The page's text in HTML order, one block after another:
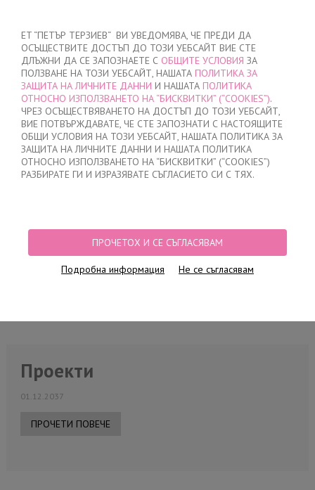
ET “ПЕТЪР ТЕРЗИЕВ“ ВИ УВЕДОМЯВА, ЧЕ ПРЕДИ ДА
ОСЪЩЕСТВИТЕ ДОСТЪП ДО ТОЗИ УЕБСАЙТ ВИЕ СТЕ
ДЛЪЖНИ ДА СЕ ЗАПОЗНАЕТЕ С ОБЩИТЕ УСЛОВИЯ ЗА
ПОЛЗВАНЕ НА ТОЗИ УЕБСАЙТ, НАШАТА ПОЛИТИКА ЗА
ЗАЩИТА НА ЛИЧНИТЕ ДАННИ И НАШАТА ПОЛИТИКА
ОТНОСНО ИЗПОЛЗВАНЕТО НА “БИСКВИТКИ” (“COOKIES”).
ЧРЕЗ ОСЪЩЕСТВЯВАНЕТО НА ДОСТЪП ДО ТОЗИ УЕБСАЙТ,
ВИЕ ПОТВЪРЖДАВАТЕ, ЧЕ СТЕ ЗАПОЗНАТИ С НАСТОЯЩИТЕ
ОБЩИ УСЛОВИЯ НА ТОЗИ УЕБСАЙТ, НАШАТА ПОЛИТИКА ЗА
ЗАЩИТА НА ЛИЧНИТЕ ДАННИ И НАШАТА ПОЛИТИКА
ОТНОСНО ИЗПОЛЗВАНЕТО НА “БИСКВИТКИ” (“COOKIES”)
РАЗБИРАТЕ ГИ И ИЗРАЗЯВАТЕ СЪГЛАСИЕТО СИ С ТЯХ.
ПРОЧЕТОХ И СЕ СЪГЛАСЯВАМ
Подробна информация Не се съгласявам
МОЯТА ПОРЪЧКА
няма добавени продукти
НАЧАЛО / ПУБЛИКАЦИИ
01.12.2037
Проекти
01.12.2037
ПРОЧЕТИ ПОВЕЧЕ